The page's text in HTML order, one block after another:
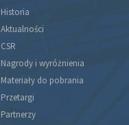
Historia
Aktualności
CSR
Nagrody i wyróżnienia
Materiały do pobrania
Przetargi
Partnerzy